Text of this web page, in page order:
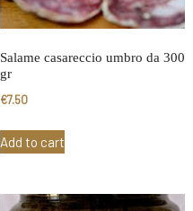
Salame casareccio umbro da 300
gr
€7.50
Add to cart